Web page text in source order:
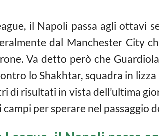
il Napoli passa agli ottavi
dal Manchester City
Va detto però che
lo Shakhtar, squadra in
di risultati in vista dell’ultima
campi per sperare nel passaggio